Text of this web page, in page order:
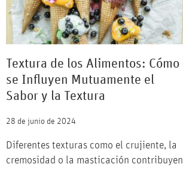
Textura de los Alimentos: Cómo
se Influyen Mutuamente el
Sabor y la Textura
28 de junio de 2024
Diferentes texturas como el crujiente, la
cremosidad o la masticación contribuyen